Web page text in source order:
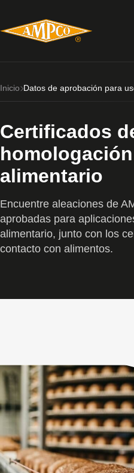
Inicio Datos de aprobación para
Certificados
alimentario
Encuentre aleaciones de
aprobadas para
alimentario, junto con los
contacto con alimentos.